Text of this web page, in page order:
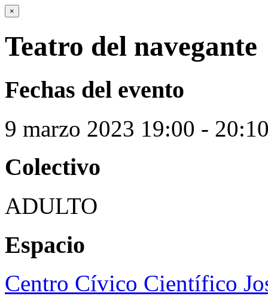
×
Teatro del navegante
Fechas del evento
9 marzo 2023 19:00 -
Colectivo
ADULTO
Espacio
Centro Cívico Científico